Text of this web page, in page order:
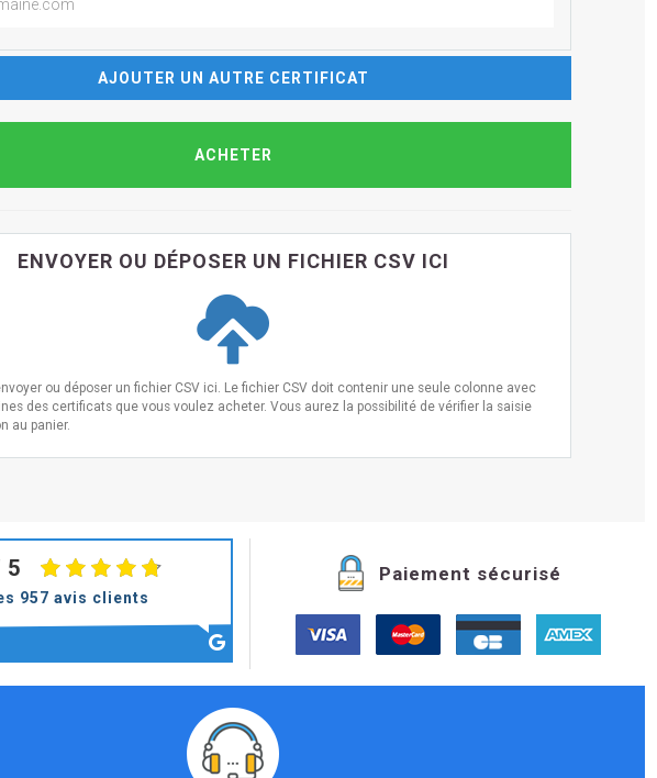
AJOUTER UN AUTRE CERTIFICAT
ENVOYER OU DÉPOSER UN FICHIER CSV ICI
ou déposer un fichier CSV ici. Le fichier CSV doit contenir une seule colonne avec
des certificats que vous voulez acheter. Vous aurez la possibilité de vérifier la saisie
au panier.
5
957 avis clients
Paiement sécurisé